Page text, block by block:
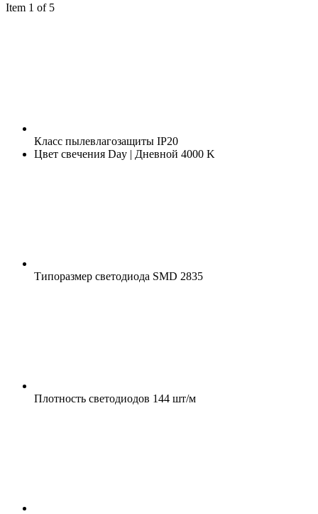
Item 1 of 5
Класс пылевлагозащиты IP20
Цвет свечения Day | Дневной 4000 K
Типоразмер светодиода SMD 2835
Плотность светодиодов 144 шт/м